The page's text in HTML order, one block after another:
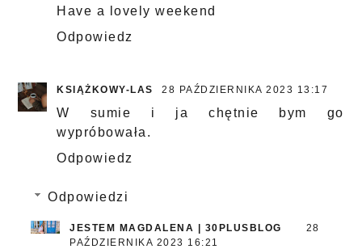
Have a lovely weekend
Odpowiedz
KSIĄŻKOWY-LAS 28 PAŹDZIERNIKA 2023 13:17
W sumie i ja chętnie bym go
wypróbowała.
Odpowiedz
Odpowiedzi
JESTEM MAGDALENA | 30PLUSBLOG
28
PAŹDZIERNIKA 2023 16:21